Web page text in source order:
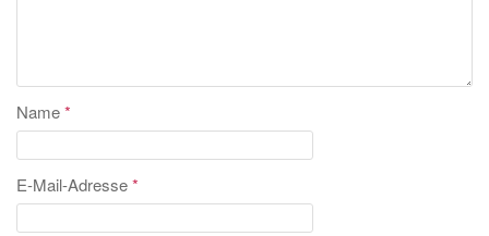
Name*
E-Mail-Adresse*